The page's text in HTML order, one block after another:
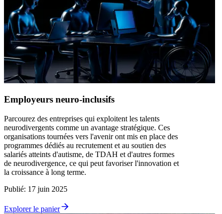
Employeurs neuro-inclusifs
Parcourez des entreprises qui exploitent les talents
neurodivergents comme un avantage stratégique. Ces
organisations tournées vers l'avenir ont mis en place des
programmes dédiés au recrutement et au soutien des
salariés atteints d'autisme, de TDAH et d'autres formes
de neurodivergence, ce qui peut favoriser l'innovation et
la croissance à long terme.
Publié: 17 juin 2025
Explorer le panier